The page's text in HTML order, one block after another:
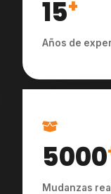
15+
Años de
5000
Mudanzas